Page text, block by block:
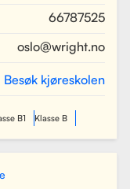
for å
å booke
66787525
oslo@wright.no
Besøk kjøreskolen
B1 Klasse B